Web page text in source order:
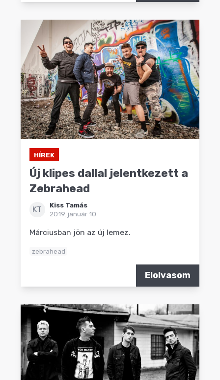
HÍREK
Új klipes dallal jelentkezett a
Zebrahead
KT
Kiss Tamás
2019. január 10.
Márciusban jön az új lemez.
zebrahead
Elolvasom